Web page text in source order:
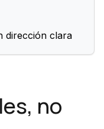
dirección clara
no